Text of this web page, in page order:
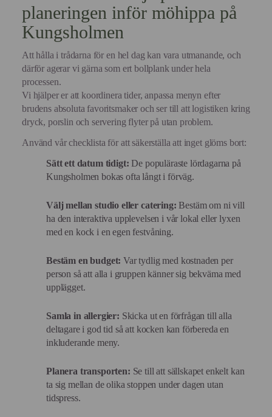
planeringen inför möhippa på
Kungsholmen
Att hålla i trådarna för en hel dag kan vara utmanande, och
därför agerar vi gärna som ert bollplank under hela
processen.
Vi hjälper er att koordinera tider, anpassa menyn efter
brudens absoluta favoritsmaker och ser till att logistiken kring
dryck, porslin och servering flyter på utan problem.
Använd vår checklista för att säkerställa att inget glöms bort:
Sätt ett datum tidigt:De populäraste lördagarna på
Kungsholmen bokas ofta långt i förväg.
Välj mellan studio eller catering:Bestäm om ni vill
ha den interaktiva upplevelsen i vår lokal eller lyxen
med en kock i en egen festvåning.
Bestäm en budget:Var tydlig med kostnaden per
person så att alla i gruppen känner sig bekväma med
upplägget.
Samla in allergier: Skicka ut en förfrågan till alla
deltagare i god tid så att kocken kan förbereda en
inkluderande meny.
Planera transporten: Se till att sällskapet enkelt kan
ta sig mellan de olika stoppen under dagen utan
tidspress.